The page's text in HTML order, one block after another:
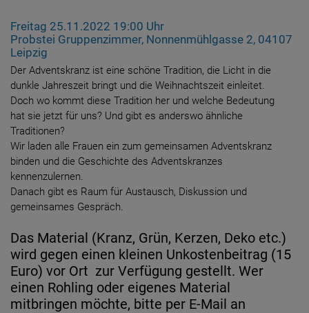
Freitag 25.11.2022 19:00 Uhr
Probstei Gruppenzimmer, Nonnenmühlgasse 2, 04107
Leipzig
Der Adventskranz ist eine schöne Tradition, die Licht in die
dunkle Jahreszeit bringt und die Weihnachtszeit einleitet.
Doch wo kommt diese Tradition her und welche Bedeutung
hat sie jetzt für uns? Und gibt es anderswo ähnliche
Traditionen?
Wir laden alle Frauen ein zum gemeinsamen Adventskranz
binden und die Geschichte des Adventskranzes
kennenzulernen.
Danach gibt es Raum für Austausch, Diskussion und
gemeinsames Gespräch.
Das Material (Kranz, Grün, Kerzen, Deko etc.)
wird gegen einen kleinen Unkostenbeitrag (15
Euro) vor Ort zur Verfügung gestellt. Wer
einen Rohling oder eigenes Material
mitbringen möchte, bitte per E-Mail an